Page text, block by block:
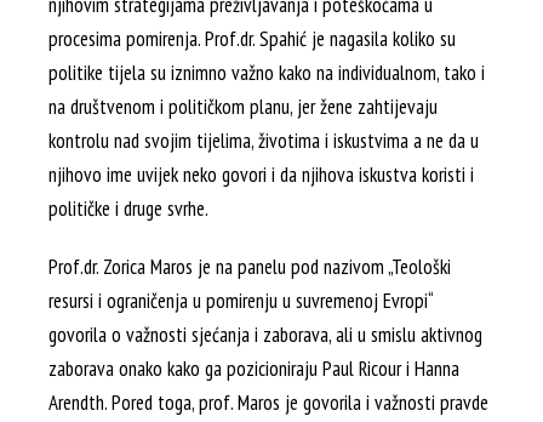
procesima pomirenja. Prof.dr. Spahić je nagasila koliko su
politike tijela su iznimno važno kako na individualnom, tako i
na društvenom i političkom planu, jer žene zahtijevaju
kontrolu nad svojim tijelima, životima i iskustvima a ne da u
njihovo ime uvijek neko govori i da njihova iskustva koristi i
političke i druge svrhe.
Prof.dr. Zorica Maros je na panelu pod nazivom „Teološki
resursi i ograničenja u pomirenju u suvremenoj Evropi“
govorila o važnosti sjećanja i zaborava, ali u smislu aktivnog
zaborava onako kako ga pozicioniraju Paul Ricour i Hanna
Arendth. Pored toga, prof. Maros je govorila i važnosti pravde